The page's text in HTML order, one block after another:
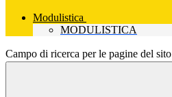
Modulistica
MODULISTICA
Campo di ricerca per le pagine del sito